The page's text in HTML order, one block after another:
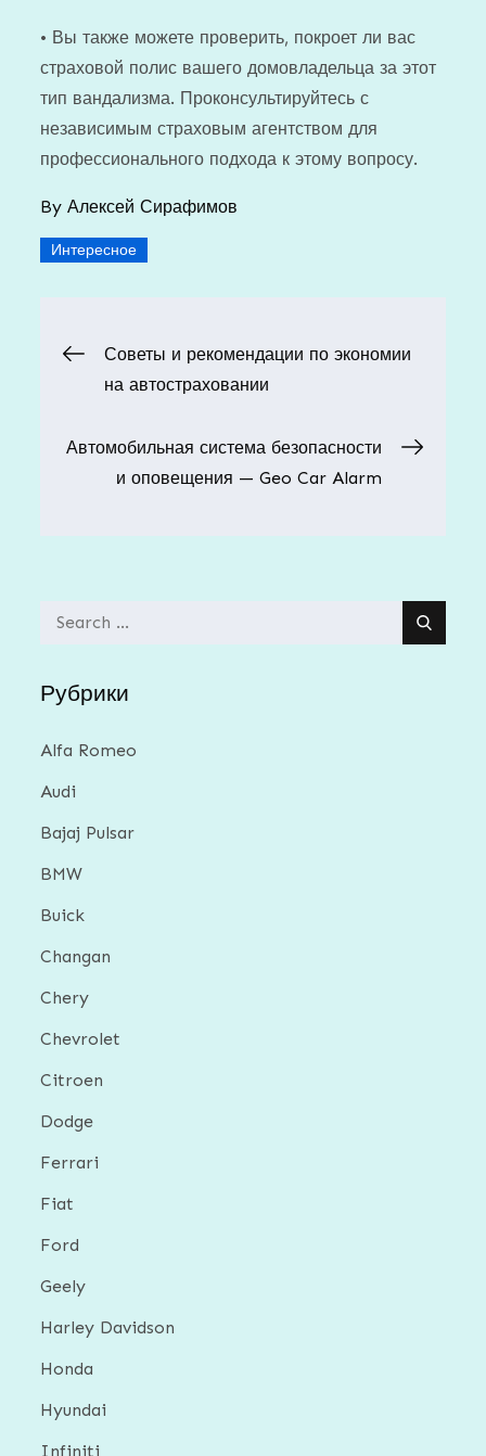
• Вы также можете проверить, покроет ли вас
страховой полис вашего домовладельца за этот
тип вандализма. Проконсультируйтесь с
независимым страховым агентством для
профессионального подхода к этому вопросу.
ByАлексей Сирафимов
Интересное
Навигация
записям
Советы и рекомендации по экономии
на автостраховании
Автомобильная система безопасности
и оповещения — Geo Car Alarm
Search
Рубрики
Alfa Romeo
Audi
Bajaj Pulsar
BMW
Buick
Changan
Chery
Chevrolet
Citroen
Dodge
Ferrari
Fiat
Ford
Geely
Harley Davidson
Honda
Hyundai
Infiniti